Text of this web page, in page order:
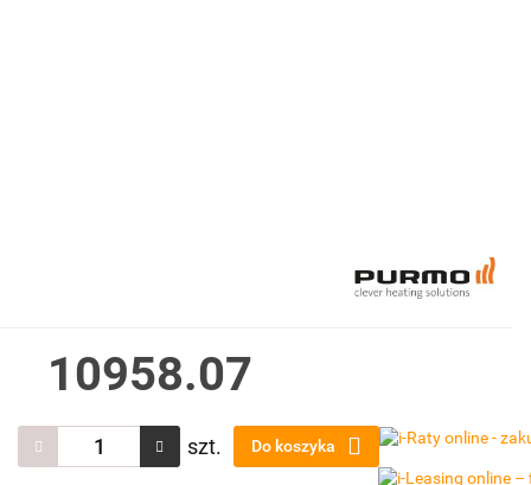
10958.07
szt. Do koszyka